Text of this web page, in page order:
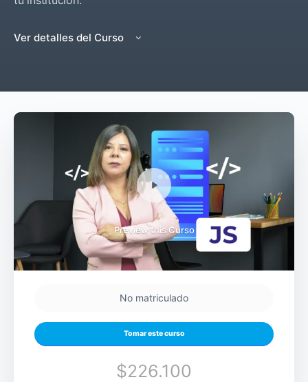
Ver detalles del Curso
Preview this Curso
No matriculado
Tomar este curso
$226.100